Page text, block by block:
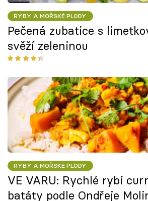
RYBY A MOŘSKÉ PLODY
Pečená zubatice s
svěží zeleninou
RYBY A MOŘSKÉ PLODY
VE VARU: Rychlé rybí
batáty podle Ondřeje